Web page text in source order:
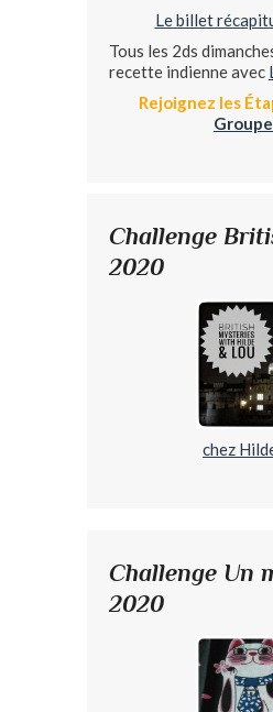
Le billet
Tous les 2ds
recette indienne avec
Rejoignez les
Challenge
2020
chez
Challenge Un
2020